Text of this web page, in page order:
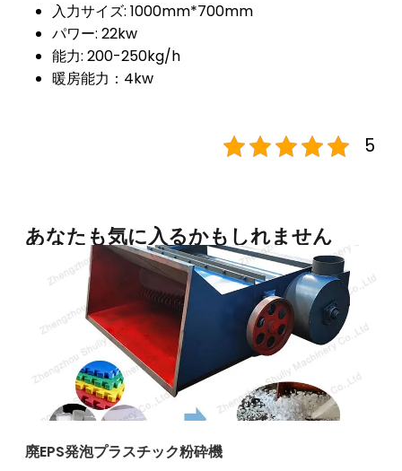
入力サイズ: 1000mm*700mm
パワー: 22kw
能力: 200-250kg/h
暖房能力：4kw
5
あなたも気に入るかもしれません
廃EPS発泡プラスチック粉砕機